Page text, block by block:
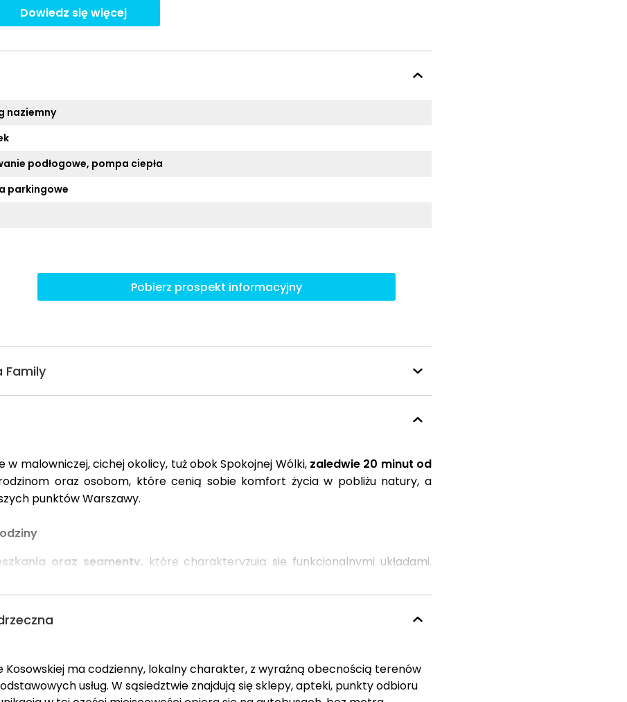
Dowiedz się więcej
naziemny
podłogowe, pompa ciepła
parkingowe
Pobierz prospekt informacyjny
Family
malowniczej, cichej okolicy, tuż obok Spokojnej Wólki, zaledwie 20 minut od
oraz osobom, które cenią sobie komfort życia w pobliżu natury, a
punktów Warszawy.
oraz segmenty, które charakteryzują się funkcjonalnymi układami.
rodzinnych spotkań czy po prostu relaksu.Dodatkowym atutem
do każdego lokalu,co znacząco zwiększa komfort codziennego życia,
ma codzienny, lokalny charakter, z wyraźną obecnością terenów
usług. W sąsiedztwie znajdują się sklepy, apteki, punkty odbioru